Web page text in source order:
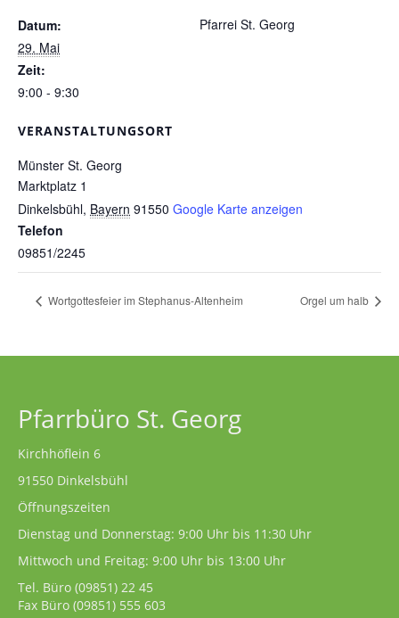
Datum:
29. Mai
Zeit:
9:00 - 9:30
VERANSTALTUNGSORT
Münster St. Georg
Marktplatz 1
Dinkelsbühl, Bayern 91550 Google Karte anzeigen
Telefon
09851/2245
Pfarrei St. Georg
Wortgottesfeier im Stephanus-Altenheim Orgel um halb
Pfarrbüro St. Georg
Kirchhöflein 6
91550 Dinkelsbühl
Öffnungszeiten
Dienstag und Donnerstag: 9:00 Uhr bis 11:30 Uhr
Mittwoch und Freitag: 9:00 Uhr bis 13:00 Uhr
Tel. Büro (09851) 22 45
Fax Büro (09851) 555 603